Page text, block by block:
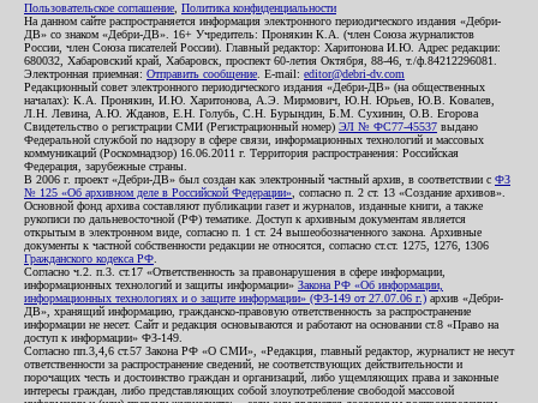
Пользовательское соглашение Политика конфиденциальности
На данном сайте распространяется информация электронного периодического издания «Дебри-
ДВ» со знаком «Дебри-ДВ». 16+ Учредитель: Пронякин К.А. (член Союза журналистов
России, член Союза писателей России). Главный редактор: Харитонова И.Ю. Адрес редакции:
680032, Хабаровский край, Хабаровск, проспект 60-летия Октября, 88-46, т./ф.84212296081.
Электронная приемная: Отправить сообщение . E-mail: editor@debri-dv.com
Редакционный совет электронного периодического издания «Дебри-ДВ» (на общественных
началах): К.А. Пронякин, И.Ю. Харитонова, А.Э. Мирмович, Ю.Н. Юрьев, Ю.В. Ковалев,
Л.Н. Левина, А.Ю. Жданов, Е.Н. Голубь, С.Н. Бурындин, Б.М. Сухинин, О.В. Егорова
Свидетельство о регистрации СМИ (Регистрационный номер) ЭЛ № ФС77-45537 выдано
Федеральной службой по надзору в сфере связи, информационных технологий и массовых
коммуникаций (Роскомнадзор) 16.06.2011 г. Территория распространения: Российская
Федерация, зарубежные страны.
В 2006 г. проект «Дебри-ДВ» был создан как электронный частный архив, в соответствии с ФЗ
№ 125 «Об архивном деле в Российской Федерации» , согласно п. 2 ст. 13 «Создание архивов».
Основной фонд архива составляют публикации газет и журналов, изданные книги, а также
рукописи по дальневосточной (РФ) тематике. Доступ к архивным документам является
открытым в электронном виде, согласно п. 1 ст. 24 вышеобозначенного закона. Архивные
документы к частной собственности редакции не относятся, согласно ст.ст. 1275, 1276, 1306
Гражданского кодекса РФ
Согласно ч.2. п.3. ст.17 «Ответственность за правонарушения в сфере информации,
информационных технологий и защиты информации» Закона РФ «Об информации,
информационных технологиях и о защите информации» (ФЗ-149 от 27.07.06 г.) архив «Дебри-
ДВ», хранящий информацию, гражданско-правовую ответственность за распространение
информации не несет. Сайт и редакция основываются и работают на основании ст.8 «Право на
доступ к информации» ФЗ-149.
Согласно пп.3,4,6 ст.57 Закона РФ «О СМИ», «Редакция, главный редактор, журналист не несут
ответственности за распространение сведений, не соответствующих действительности и
порочащих честь и достоинство граждан и организаций, либо ущемляющих права и законные
интересы граждан, либо представляющих собой злоупотребление свободой массовой